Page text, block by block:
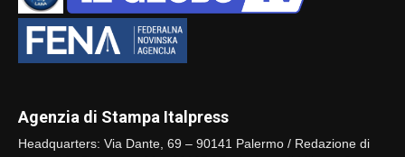
Agenzia di Stampa Italpress
Headquarters: Via Dante, 69 – 90141 Palermo / Redazione di